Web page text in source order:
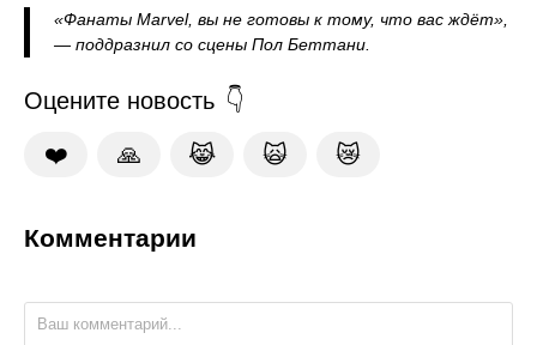
«Фанаты Marvel, вы не готовы к тому, что вас ждёт»,
— поддразнил со сцены Пол Беттани.
Оцените новость
❤️ 🙏 😹 🙀 😿
Комментарии